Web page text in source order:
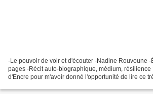
-Le pouvoir de voir et d'écouter -Nadine Rouvoune -
pages -Récit auto-biographique, médium, résilience
d'Encre pour m'avoir donné l'opportunité de lire ce